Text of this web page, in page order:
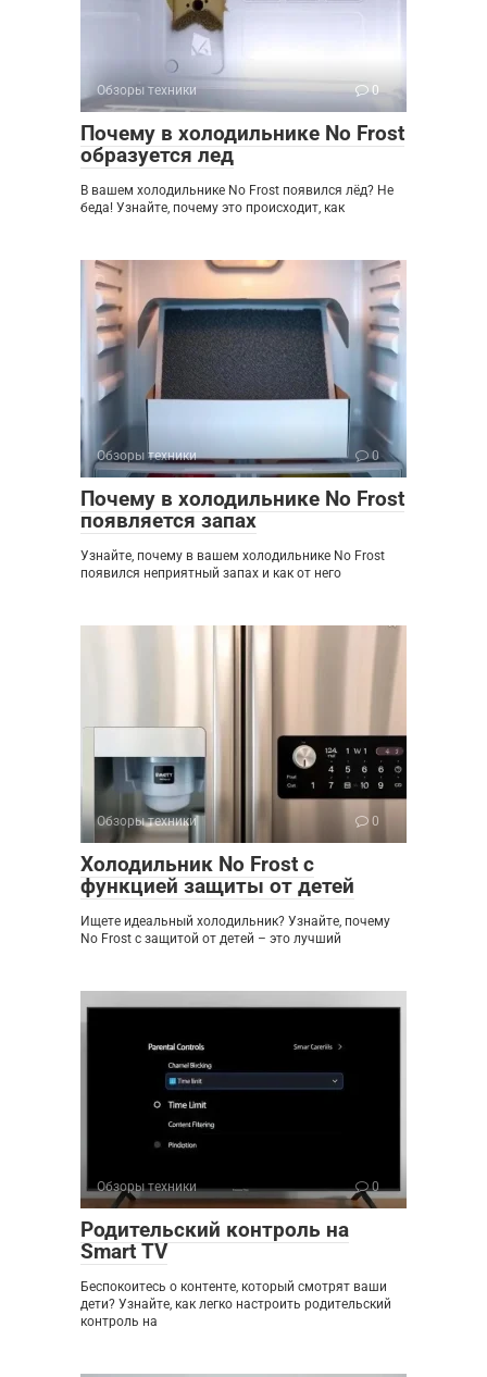
Обзоры техники 0
Почему в холодильнике No Frost
образуется лед
В вашем холодильнике No Frost появился лёд? Не
беда! Узнайте, почему это происходит, как
Обзоры техники 0
Почему в холодильнике No Frost
появляется запах
Узнайте, почему в вашем холодильнике No Frost
появился неприятный запах и как от него
Обзоры техники 0
Холодильник No Frost с
функцией защиты от детей
Ищете идеальный холодильник? Узнайте, почему
No Frost с защитой от детей – это лучший
Обзоры техники 0
Родительский контроль на
Smart TV
Беспокоитесь о контенте, который смотрят ваши
дети? Узнайте, как легко настроить родительский
контроль на